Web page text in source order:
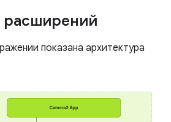
расширений
показана архитектура